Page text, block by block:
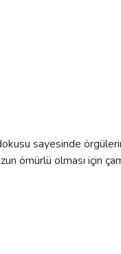
sayesinde
ömürlü olması için